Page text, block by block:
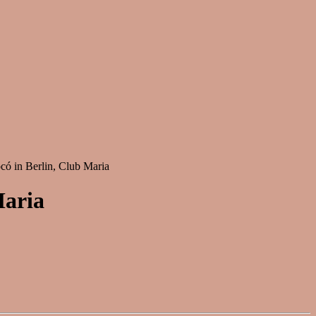
in Berlin, Club Maria